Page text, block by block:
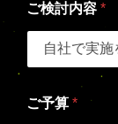
ご検討内容 *
ご予算 *